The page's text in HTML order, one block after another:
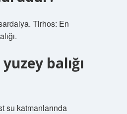
Tirhos: En
balığı
su katmanlarında